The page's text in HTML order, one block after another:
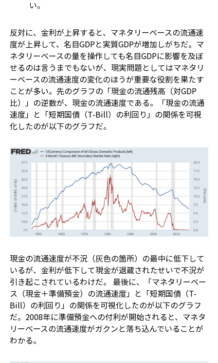
い。
反対に、金利が上昇すると、マネタリーベースの流通速
度が上昇して、名目GDPと実質GDPが増加しがちだ。マ
ネタリーベースの量を操作しても名目GDPに影響を及ぼ
せるのは言うまでもないが、現実問題としてはマネタリ
ーベースの流通速度の変化のほうが重要な役割を果たす
ことが多い。先のグラフの「現金の流通残高（対GDP
比）」の逆数が、現金の流通速度である。「現金の流通
速度」と「短期国債（T-Bill）の利回り」の関係を可視
化したのが以下のグラフだ。
現金の流通速度が不況（灰色の箇所）の最中に低下して
いるが、金利が低下して現金が退蔵されたせいで不況が
引き起こされているわけだ。 最後に、「マネタリーベー
ス（現金＋準備預金）の流通速度」と「短期国債（T-
Bill）の利回り」の関係を可視化したのが以下のグラフ
だ。2008年に準備預金への付利が開始されると、マネタ
リーベースの流通速度がガクンと落ち込んでいることが
わかる。